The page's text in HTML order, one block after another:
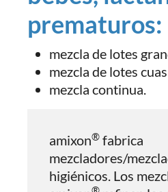
prematuros:
mezcla de lotes
mezcla de lotes
mezcla continua.
amixon® fabrica
mezcladores/
higiénicos. Los